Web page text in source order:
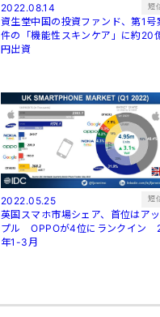
2022.08.14 短
資生堂中国の投資ファンド、第1号
件の「機能性スキンケア」に約20
円出資
2022.05.25 短
英国スマホ市場シェア、首位はアッ
プル OPPOが4位にランクイン
年1-3月